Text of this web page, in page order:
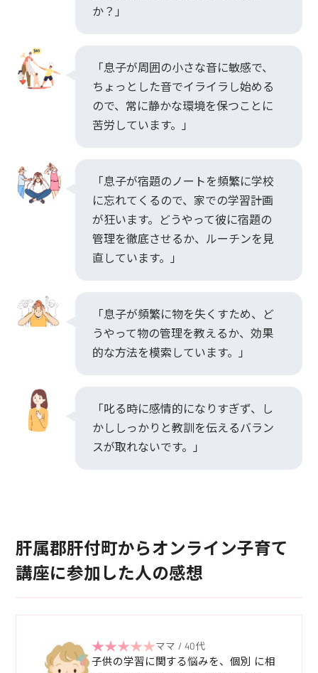
か？」
「息子が周囲の小さな音に敏感で、
ちょっとした音でイライラし始める
ので、常に静かな環境を保つことに
苦労しています。」
「息子が宿題のノートを頻繁に学校
に忘れてくるので、家での学習計画
が狂います。どうやって彼に宿題の
管理を徹底させるか、ルーチンを見
直しています。」
「息子が頻繁に物を失くすため、ど
うやって物の管理を教えるか、効果
的な方法を模索しています。」
「叱る時に感情的になりすぎず、し
かししっかりと教訓を伝えるバラン
スが取れないです。」
肝属郡肝付町からオンライン子育て
講座に参加した人の感想
ママ / 40代
子供の学習に関する悩みを、個別 に相